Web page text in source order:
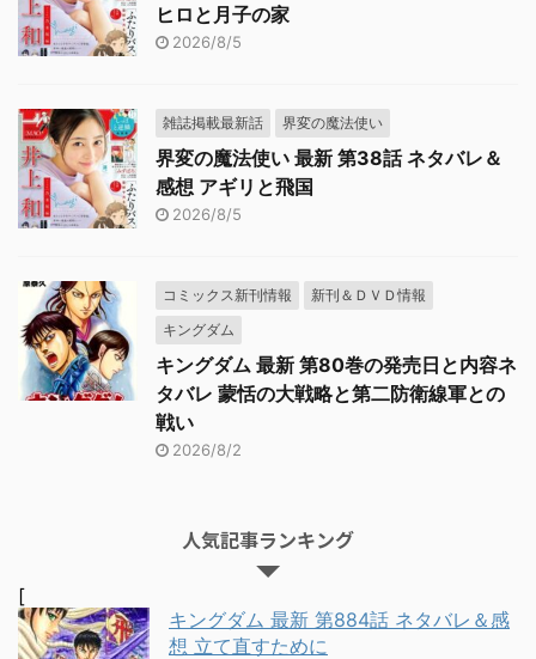
ヒロと月子の家
2026/8/5
雑誌掲載最新話 界変の魔法使い
界変の魔法使い 最新 第38話 ネタバレ＆
感想 アギリと飛国
2026/8/5
コミックス新刊情報
新刊＆ＤＶＤ情報
キングダム
キングダム 最新 第80巻の発売日と内容ネ
タバレ 蒙恬の大戦略と第二防衛線軍との
戦い
2026/8/2
人気記事ランキング
[
キングダム 最新 第884話 ネタバレ＆感
想 立て直すために